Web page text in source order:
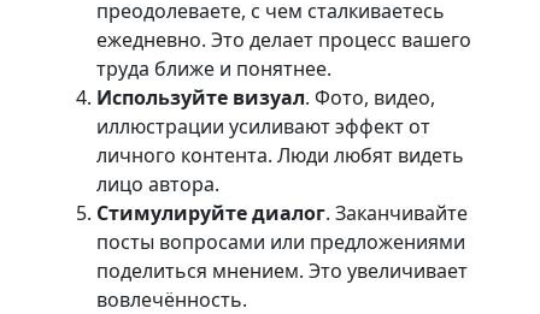
преодолеваете, с чем сталкиваетесь
ежедневно. Это делает процесс вашего
труда ближе и понятнее.
Используйте визуал. Фото, видео,
иллюстрации усиливают эффект от
личного контента. Люди любят видеть
лицо автора.
Стимулируйте диалог. Заканчивайте
посты вопросами или предложениями
поделиться мнением. Это увеличивает
вовлечённость.